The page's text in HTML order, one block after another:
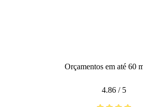
Orçamentos em até 60
4.86 / 5